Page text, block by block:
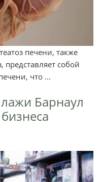
печени, также
представляет собой
что ...
Барнаул